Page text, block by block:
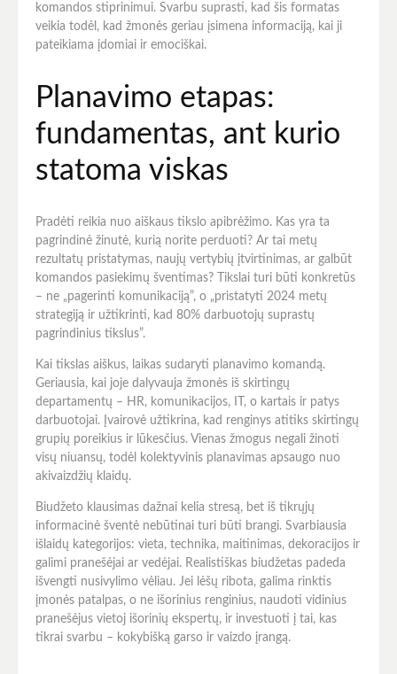
komandos stiprinimui. Svarbu suprasti, kad šis formatas
veikia todėl, kad žmonės geriau įsimena informaciją, kai ji
pateikiama įdomiai ir emociškai.
Planavimo etapas:
fundamentas, ant kurio
statoma viskas
Pradėti reikia nuo aiškaus tikslo apibrėžimo. Kas yra ta
pagrindinė žinutė, kurią norite perduoti? Ar tai metų
rezultatų pristatymas, naujų vertybių įtvirtinimas, ar galbūt
komandos pasiekimų šventimas? Tikslai turi būti konkretūs
– ne „pagerinti komunikaciją”, o „pristatyti 2024 metų
strategiją ir užtikrinti, kad 80% darbuotojų suprastų
pagrindinius tikslus”.
Kai tikslas aiškus, laikas sudaryti planavimo komandą.
Geriausia, kai joje dalyvauja žmonės iš skirtingų
departamentų – HR, komunikacijos, IT, o kartais ir patys
darbuotojai. Įvairovė užtikrina, kad renginys atitiks skirtingų
grupių poreikius ir lūkesčius. Vienas žmogus negali žinoti
visų niuansų, todėl kolektyvinis planavimas apsaugo nuo
akivaizdžių klaidų.
Biudžeto klausimas dažnai kelia stresą, bet iš tikrųjų
informacinė šventė nebūtinai turi būti brangi. Svarbiausia
išlaidų kategorijos: vieta, technika, maitinimas, dekoracijos ir
galimi pranešėjai ar vedėjai. Realistiškas biudžetas padeda
išvengti nusivylimo vėliau. Jei lėšų ribota, galima rinktis
įmonės patalpas, o ne išorinius renginius, naudoti vidinius
pranešėjus vietoj išorinių ekspertų, ir investuoti į tai, kas
tikrai svarbu – kokybišką garso ir vaizdo įrangą.